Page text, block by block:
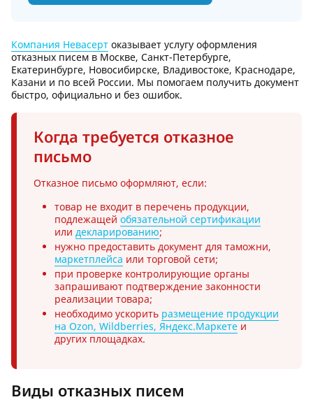
Компания Невасерт оказывает услугу оформления
отказных писем в Москве, Санкт-Петербурге,
Екатеринбурге, Новосибирске, Владивостоке, Краснодаре,
Казани и по всей России. Мы помогаем получить документ
быстро, официально и без ошибок.
Когда требуется отказное
письмо
Отказное письмо оформляют, если:
товар не входит в перечень продукции,
подлежащей обязательной сертификации
или декларированию;
нужно предоставить документ для таможни,
маркетплейса или торговой сети;
при проверке контролирующие органы
запрашивают подтверждение законности
реализации товара;
необходимо ускорить размещение продукции
на Ozon, Wildberries, Яндекс.Маркете и
других площадках.
Виды отказных писем